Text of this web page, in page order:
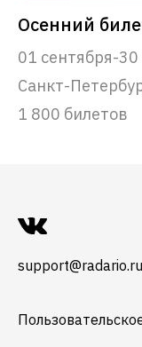
01 сентября-30
Санкт-
1 800 билетов
support@radario.ru